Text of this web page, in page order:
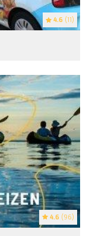
4.6 (11)
4.6 (96)